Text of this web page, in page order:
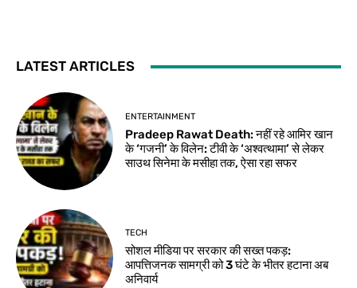
LATEST ARTICLES
ENTERTAINMENT
Pradeep Rawat Death: नहीं रहे आमिर खान
के ‘गजनी’ के विलेन: टीवी के ‘अश्वत्थामा’ से लेकर
साउथ सिनेमा के मसीहा तक, ऐसा रहा सफर
TECH
सोशल मीडिया पर सरकार की सख्त पकड़:
आपत्तिजनक सामग्री को 3 घंटे के भीतर हटाना अब
अनिवार्य